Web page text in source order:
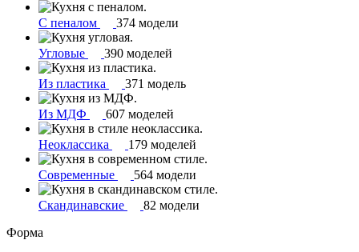
С пеналом 374 модели
Угловые 390 моделей
Из пластика 371 модель
Из МДФ 607 моделей
Неоклассика 179 моделей
Современные 564 модели
Скандинавские
82 модели
Форма